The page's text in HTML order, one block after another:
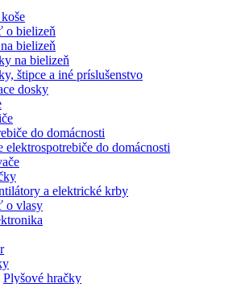
o bielizeň
bielizeň
na bielizeň
štipce a iné príslušenstvo
dosky
do domácnosti
elektrospotrebiče do domácnosti
a elektrické krby
o vlasy
Plyšové hračky